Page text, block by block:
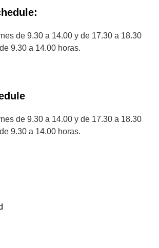
de 9.30 a 14.00 y de 17.30 a 18.30
9.30 a 14.00 horas.
de 9.30 a 14.00 y de 17.30 a 18.30
9.30 a 14.00 horas.